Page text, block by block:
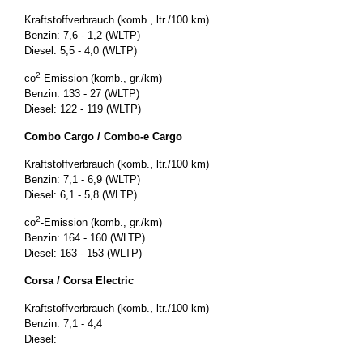
Kraftstoffverbrauch (komb., ltr./100 km)
Benzin: 7,6 - 1,2 (WLTP)
Diesel: 5,5 - 4,0 (WLTP)
co2-Emission (komb., gr./km)
Benzin: 133 - 27 (WLTP)
Diesel: 122 - 119 (WLTP)
Combo Cargo / Combo-e Cargo
Kraftstoffverbrauch (komb., ltr./100 km)
Benzin: 7,1 - 6,9 (WLTP)
Diesel: 6,1 - 5,8 (WLTP)
co2-Emission (komb., gr./km)
Benzin: 164 - 160 (WLTP)
Diesel: 163 - 153 (WLTP)
Corsa / Corsa Electric
Kraftstoffverbrauch (komb., ltr./100 km)
Benzin: 7,1 - 4,4
Diesel: